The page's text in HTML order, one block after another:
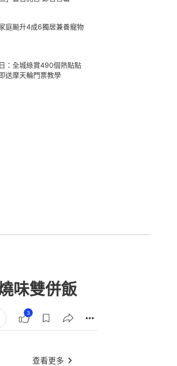
庭飈升4成6獨居兼養寵物
：全城綠賞490個熱點點
送摩天輪門票教學
味雙併飯
3
查看更多